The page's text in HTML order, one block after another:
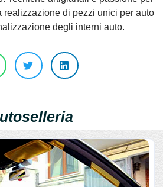
realizzazione di pezzi unici per auto
degli interni auto.